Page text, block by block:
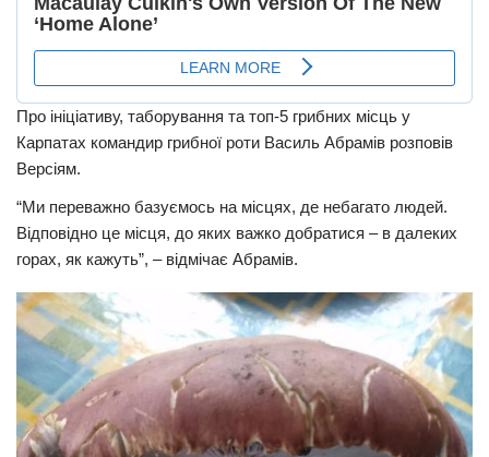
Про ініціативу, таборування та топ-5 грибних місць у
Карпатах командир грибної роти Василь Абрамів розповів
Версіям.
“Ми переважно базуємось на місцях, де небагато людей.
Відповідно це місця, до яких важко добратися – в далеких
горах, як кажуть”, – відмічає Абрамів.